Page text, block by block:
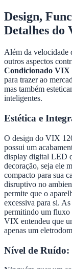
Design,
Detalhes do
Além da velocidade
outros aspectos
Condicionado VIX
para trazer ao
mas também
inteligentes.
Estética e
O design do VIX
possui um
display digital LED
decoração, seja ele
compacto para sua
disruptivo no
permite que o
excessiva para si. As
permitindo um fluxo
VIX entendeu que
apenas um
Nível de